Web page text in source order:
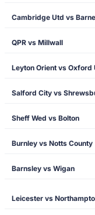
Cambridge Utd vs
QPR vs Millwall
Leyton Orient vs Oxford
Salford City vs
Sheff Wed vs Bolton
Burnley vs Notts County
Barnsley vs Wigan
Leicester vs